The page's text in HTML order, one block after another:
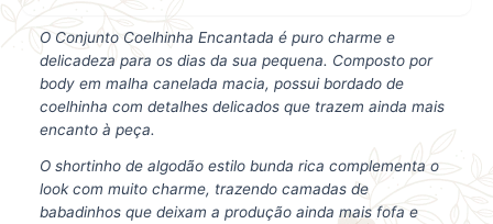
O Conjunto Coelhinha Encantada é puro charme e
delicadeza para os dias da sua pequena. Composto por
body em malha canelada macia, possui bordado de
coelhinha com detalhes delicados que trazem ainda mais
encanto à peça.
O shortinho de algodão estilo bunda rica complementa o
look com muito charme, trazendo camadas de
babadinhos que deixam a produção ainda mais fofa e